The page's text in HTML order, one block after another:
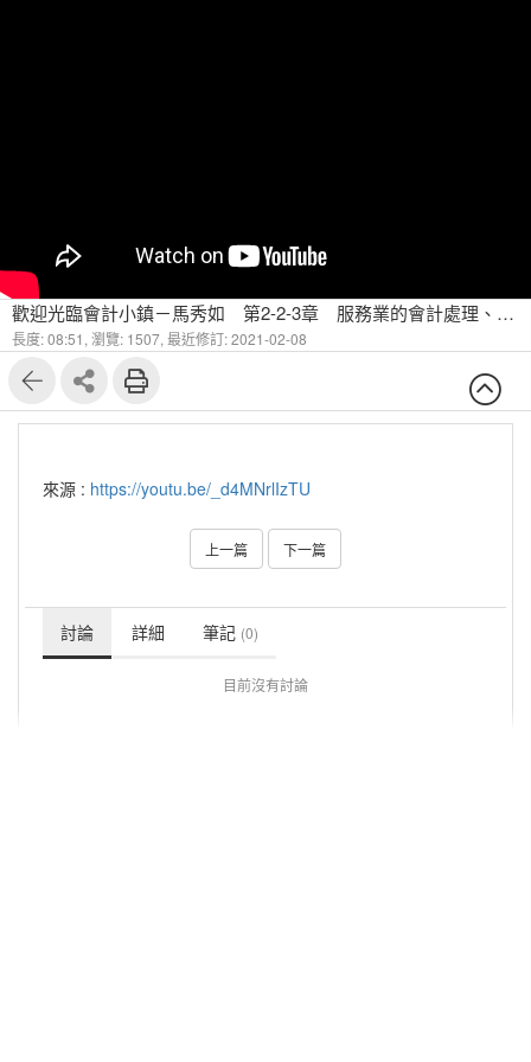
歡迎光臨會計小鎮－馬秀如 第2-2-3章 服務業的會計處理、借貸法則與會計循環 借貸法則（三）
長度: 08:51, 瀏覽: 1507, 最近修訂: 2021-02-08
來源 : https://youtu.be/_d4MNrlIzTU
上一篇 下一篇
討論 詳細 筆記 (0)
目前沒有討論